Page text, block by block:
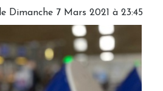
le Dimanche 7 Mars 2021 à 23:45